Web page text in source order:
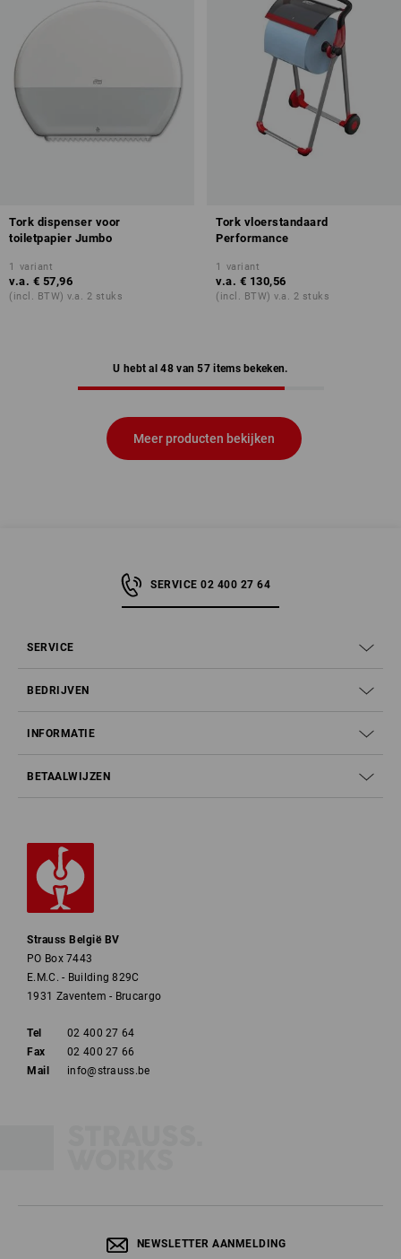
Tork dispenser voor
toiletpapier Jumbo
1 variant
v.a. € 57,96
(incl. BTW) v.a. 2 stuks
Tork vloerstandaard
Performance
1 variant
v.a. € 130,56
(incl. BTW) v.a. 2 stuks
U hebt al 48 van 57 items bekeken.
Meer producten bekijken
SERVICE 02 400 27 64
SERVICE
BEDRIJVEN
INFORMATIE
BETAALWIJZEN
Strauss België BV
PO Box 7443
E.M.C. - Building 829C
1931 Zaventem - Brucargo
Tel
02 400 27 64
Fax
02 400 27 66
Mail
info@strauss.be
NEWSLETTER AANMELDING